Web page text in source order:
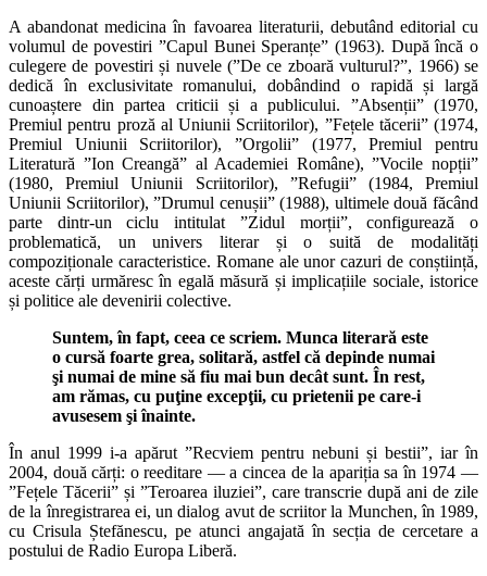
A abandonat medicina în favoarea literaturii, debutând editorial cu
volumul de povestiri ”Capul Bunei Speranțe” (1963). După încă o
culegere de povestiri și nuvele (”De ce zboară vulturul?”, 1966) se
dedică în exclusivitate romanului, dobândind o rapidă și largă
cunoaștere din partea criticii și a publicului. ”Absenții” (1970,
Premiul pentru proză al Uniunii Scriitorilor), ”Fețele tăcerii” (1974,
Premiul Uniunii Scriitorilor), ”Orgolii” (1977, Premiul pentru
Literatură ”Ion Creangă” al Academiei Române), ”Vocile nopții”
(1980, Premiul Uniunii Scriitorilor), ”Refugii” (1984, Premiul
Uniunii Scriitorilor), ”Drumul cenușii” (1988), ultimele două făcând
parte dintr-un ciclu intitulat ”Zidul morții”, configurează o
problematică, un univers literar și o suită de modalități
compoziționale caracteristice. Romane ale unor cazuri de conștiință,
aceste cărți urmăresc în egală măsură și implicațiile sociale, istorice
și politice ale devenirii colective.
Suntem, în fapt, ceea ce scriem. Munca literară este
o cursă foarte grea, solitară, astfel că depinde numai
şi numai de mine să fiu mai bun decât sunt. În rest,
am rămas, cu puţine excepţii, cu prietenii pe care-i
avusesem şi înainte.
În anul 1999 i-a apărut ”Recviem pentru nebuni și bestii”, iar în
2004, două cărți: o reeditare — a cincea de la apariția sa în 1974 —
”Fețele Tăcerii” și ”Teroarea iluziei”, care transcrie după ani de zile
de la înregistrarea ei, un dialog avut de scriitor la Munchen, în 1989,
cu Crisula Ștefănescu, pe atunci angajată în secția de cercetare a
postului de Radio Europa Liberă.